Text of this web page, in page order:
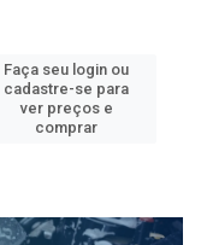
Faça seu login ou
cadastre-se para
ver preços e
comprar